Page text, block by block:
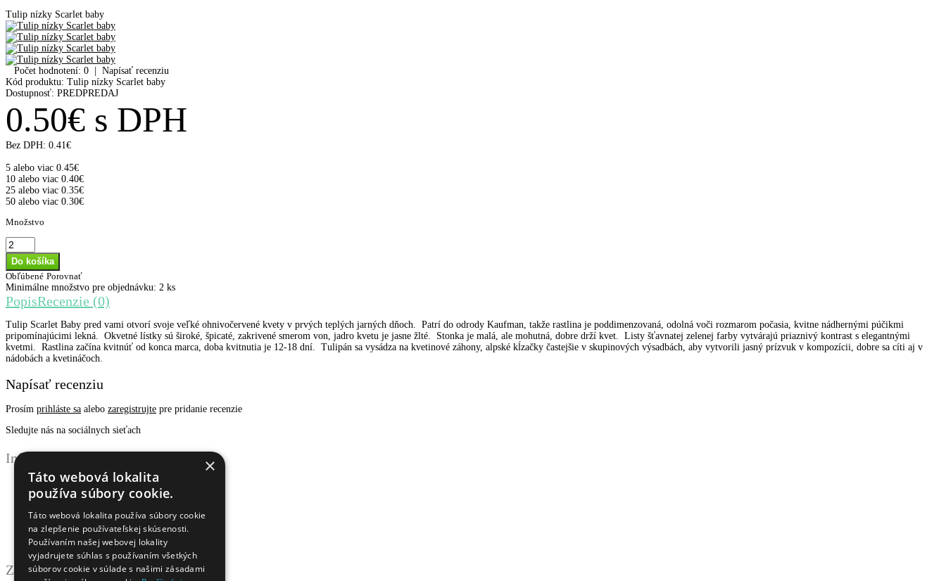
Tulip nízky Scarlet baby
Počet hodnotení: 0
Napísať recenziu
Kód produktu: Tulip nízky Scarlet baby
Dostupnosť: PREDPREDAJ
0.50€ s DPH
Bez DPH: 0.41€
5 alebo viac 0.45€
10 alebo viac 0.40€
25 alebo viac 0.35€
50 alebo viac 0.30€
Množstvo
Obľúbené Porovnať
Minimálne množstvo pre objednávku: 2 ks
PopisRecenzie (0)
Tulip Scarlet Baby pred vami otvorí svoje veľké ohnivočervené kvety v prvých teplých jarných dňoch. Patrí do odrody Kaufman, takže rastlina je poddimenzovaná, odolná voči rozmarom počasia, kvitne nádhernými púčikmi
pripomínajúcimi lekná. Okvetné lístky sú široké, špicaté, zakrivené smerom von, jadro kvetu je jasne žlté. Stonka je malá, ale mohutná, dobre drží kvet. Listy šťavnatej zelenej farby vytvárajú priaznivý kontrast s elegantnými
kvetmi. Rastlina začína kvitnúť od konca marca, doba kvitnutia je 12-18 dní. Tulipán sa vysádza na kvetinové záhony, alpské kĺzačky častejšie v skupinových výsadbách, aby vytvorili jasný prízvuk v kompozícii, dobre sa cíti aj v
nádobách a kvetináčoch.
Napísať recenziu
Prosím prihláste sa alebo zaregistrujte pre pridanie recenzie
Sledujte nás na sociálnych sieťach
Informácie
Obchodné podmienky
Ochrana osobných údajov
Reklamačný poriadok
Doprava a platba
Newsletter - ochrana osobných údajov
Zákaznícky servis
×
Táto webová lokalita
používa súbory cookie.
Táto webová lokalita používa súbory cookie
na zlepšenie používateľskej skúsenosti.
Používaním našej webovej lokality
vyjadrujete súhlas s používaním všetkých
súborov cookie v súlade s našimi zásadami